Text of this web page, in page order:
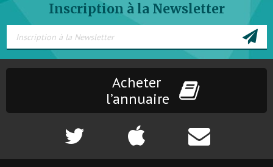
Inscription à la Newsletter
Acheter
l’annuaire